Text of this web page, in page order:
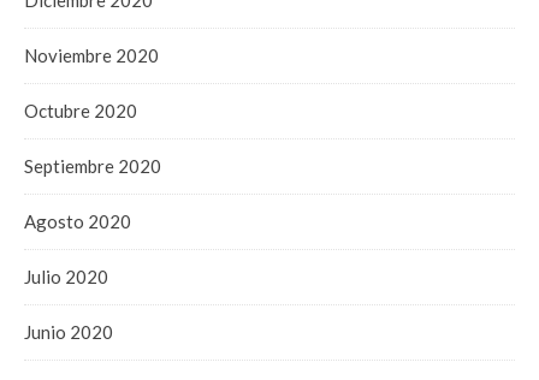
Noviembre 2020
Octubre 2020
Septiembre 2020
Agosto 2020
Julio 2020
Junio 2020